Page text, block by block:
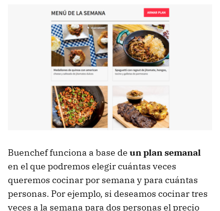
Buenchef funciona a base de un plan semanal
en el que podremos elegir cuántas veces
queremos cocinar por semana y para cuántas
personas. Por ejemplo, si deseamos cocinar tres
veces a la semana para dos personas el precio